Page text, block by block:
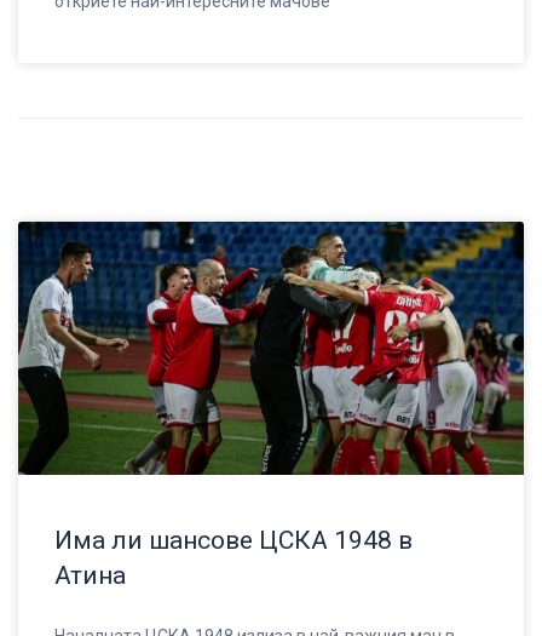
Има ли шансове ЦСКА 1948 в
Атина